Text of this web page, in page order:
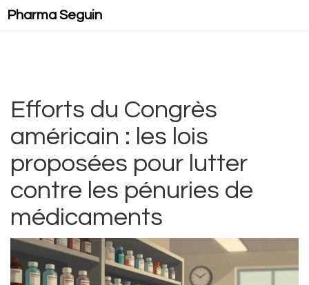
Pharma Seguin
Efforts du Congrès
américain : les lois
proposées pour lutter
contre les pénuries de
médicaments